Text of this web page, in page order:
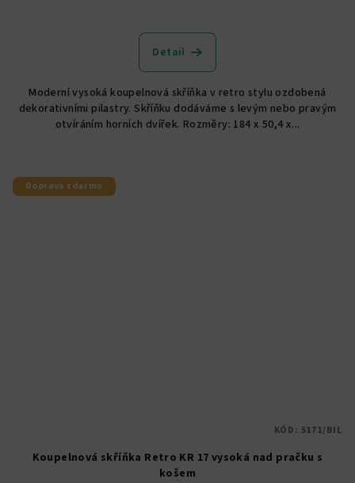
Detail
Moderní vysoká koupelnová skříňka v retro stylu ozdobená
dekorativními pilastry. Skříňku dodáváme s levým nebo pravým
otvíráním horních dvířek. Rozměry: 184 x 50,4 x...
Doprava zdarma
Koupelnová skříňka Retro KR 17 vysoká nad pračku s
košem
KÓD: 5171/BIL